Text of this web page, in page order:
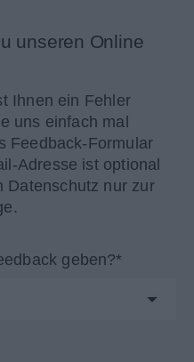
unseren Online
Ihnen ein Fehler
uns einfach mal
Feedback-Formular
Adresse ist optional
Datenschutz nur zur
geben?*